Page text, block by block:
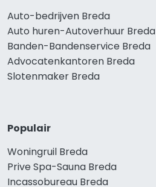
Auto-bedrijven Breda
Auto huren-Autoverhuur Breda
Banden-Bandenservice Breda
Advocatenkantoren Breda
Slotenmaker Breda
Populair
Woningruil Breda
Prive Spa-Sauna Breda
Incassobureau Breda